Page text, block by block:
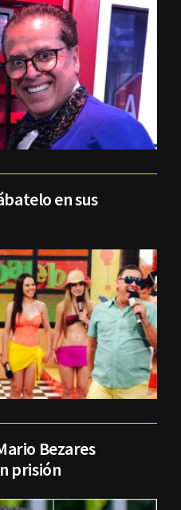
en sus
Bezares
prisión